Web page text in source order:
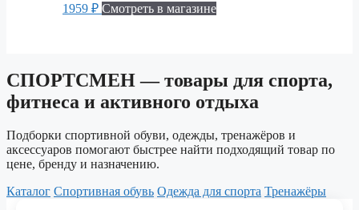
1959 ₽ Смотреть в магазине
СПОРТСМЕН — товары для спорта,
фитнеса и активного отдыха
Подборки спортивной обуви, одежды, тренажёров и
аксессуаров помогают быстрее найти подходящий товар по
цене, бренду и назначению.
Каталог Спортивная обувь Одежда для спорта Тренажёры